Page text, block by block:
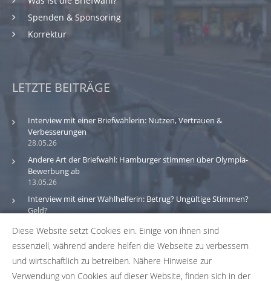
Spenden & Sponsoring
Korrektur
LETZTE BEITRÄGE
28.05.26
Interview mit einer Briefwählerin: Nutzen, Vertrauen &
Verbesserungen
13.05.26
Andere Art der Briefwahl: Hamburger stimmen über Olympia-
Bewerbung ab
Interview mit einer Wahlhelferin: Betrug? Ungültige Stimmen?
Geld?
Bitte beachte: Wir versuchen alle Daten und Informationen
zu den Wahlbüros in unserer Datenbank so aktuell wie
Diese Website setzt Cookies ein. Einige von ihnen sind
essenziell, während andere helfen die Webseite zu verbessern
und wirtschaftlich zu betreiben. Nähere Hinweise zur
Verwendung von Cookies auf dieser Website, finden sich in der